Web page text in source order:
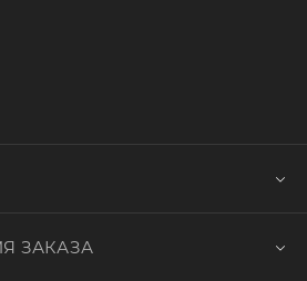
ЗАКАЗА